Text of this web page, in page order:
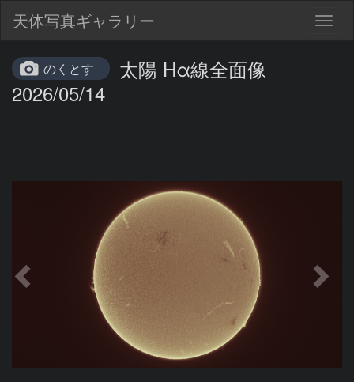
天体写真ギャラリー
のくとす
太陽 Hα線全面像
2026/05/14